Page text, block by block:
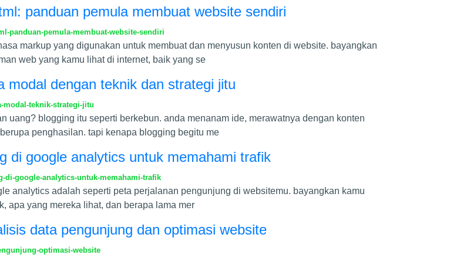
panduan pemula membuat website sendiri
panduan-pemula-membuat-website-sendiri
markup yang digunakan untuk membuat dan menyusun konten di website. bayangkan
web yang kamu lihat di internet, baik yang se
modal dengan teknik dan strategi jitu
modal-teknik-strategi-jitu
uang? blogging itu seperti berkebun. anda menanam ide, merawatnya dengan konten
penghasilan. tapi kenapa blogging begitu me
di google analytics untuk memahami trafik
di-google-analytics-untuk-memahami-trafik
analytics adalah seperti peta perjalanan pengunjung di websitemu. bayangkan kamu
apa yang mereka lihat, dan berapa lama mer
data pengunjung dan optimasi website
optimasi-website